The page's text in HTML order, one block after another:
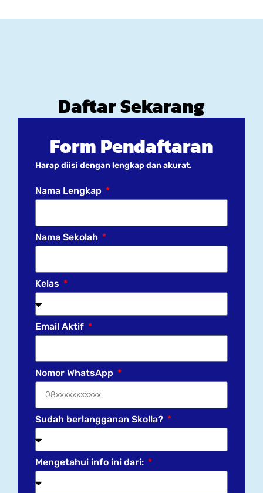
Daftar Sekarang
Form Pendaftaran
Harap diisi dengan lengkap dan akurat.
Nama Lengkap
Nama Sekolah
Kelas
Email Aktif
Nomor WhatsApp
Sudah berlangganan Skolla?
Mengetahui info ini dari: